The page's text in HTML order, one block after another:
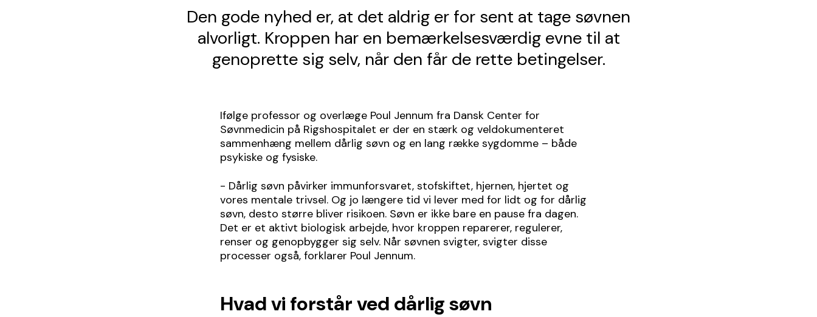
Den gode nyhed er, at det aldrig er for sent at tage søvnen
alvorligt. Kroppen har en bemærkelsesværdig evne til at
genoprette sig selv, når den får de rette betingelser.
Ifølge professor og overlæge Poul Jennum fra Dansk Center for
Søvnmedicin på Rigshospitalet er der en stærk og veldokumenteret
sammenhæng mellem dårlig søvn og en lang række sygdomme – både
psykiske og fysiske.
- Dårlig søvn påvirker immunforsvaret, stofskiftet, hjernen, hjertet og
vores mentale trivsel. Og jo længere tid vi lever med for lidt og for dårlig
søvn, desto større bliver risikoen. Søvn er ikke bare en pause fra dagen.
Det er et aktivt biologisk arbejde, hvor kroppen reparerer, regulerer,
renser og genopbygger sig selv. Når søvnen svigter, svigter disse
processer også, forklarer Poul Jennum.
Hvad vi forstår ved dårlig søvn